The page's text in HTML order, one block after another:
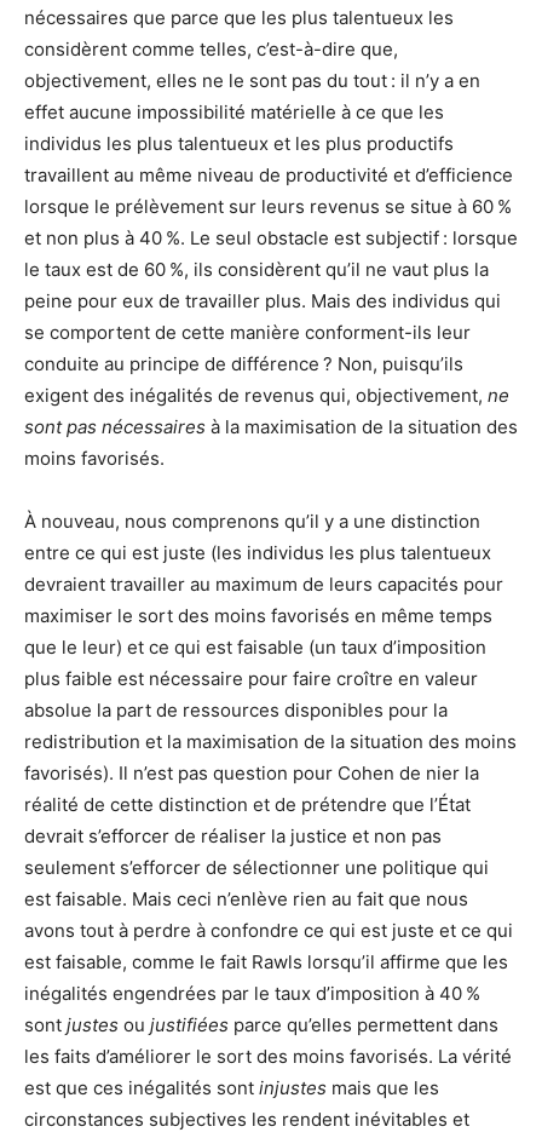
nécessaires que parce que les plus talentueux les
considèrent comme telles, c’est-à-dire que,
objectivement, elles ne le sont pas du tout : il n’y a en
effet aucune impossibilité matérielle à ce que les
individus les plus talentueux et les plus productifs
travaillent au même niveau de productivité et d’efficience
lorsque le prélèvement sur leurs revenus se situe à 60 %
et non plus à 40 %. Le seul obstacle est subjectif : lorsque
le taux est de 60 %, ils considèrent qu’il ne vaut plus la
peine pour eux de travailler plus. Mais des individus qui
se comportent de cette manière conforment-ils leur
conduite au principe de différence ? Non, puisqu’ils
exigent des inégalités de revenus qui, objectivement, ne
sont pas nécessaires à la maximisation de la situation des
moins favorisés.
À nouveau, nous comprenons qu’il y a une distinction
entre ce qui est juste (les individus les plus talentueux
devraient travailler au maximum de leurs capacités pour
maximiser le sort des moins favorisés en même temps
que le leur) et ce qui est faisable (un taux d’imposition
plus faible est nécessaire pour faire croître en valeur
absolue la part de ressources disponibles pour la
redistribution et la maximisation de la situation des moins
favorisés). Il n’est pas question pour Cohen de nier la
réalité de cette distinction et de prétendre que l’État
devrait s’efforcer de réaliser la justice et non pas
seulement s’efforcer de sélectionner une politique qui
est faisable. Mais ceci n’enlève rien au fait que nous
avons tout à perdre à confondre ce qui est juste et ce qui
est faisable, comme le fait Rawls lorsqu’il affirme que les
inégalités engendrées par le taux d’imposition à 40 %
sont justes ou justifiées parce qu’elles permettent dans
les faits d’améliorer le sort des moins favorisés. La vérité
est que ces inégalités sont injustes mais que les
circonstances subjectives les rendent inévitables et